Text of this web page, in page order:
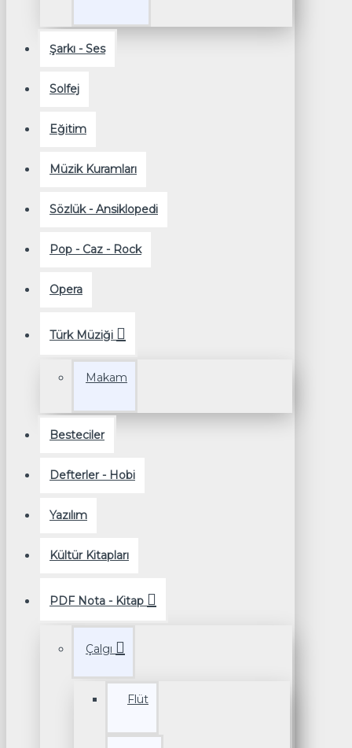
Şarkı - Ses
Solfej
Eğitim
Müzik Kuramları
Sözlük - Ansiklopedi
Pop - Caz - Rock
Opera
Türk Müziği
Makam
Besteciler
Defterler - Hobi
Yazılım
Kültür Kitapları
PDF Nota - Kitap
Çalgı
Flüt